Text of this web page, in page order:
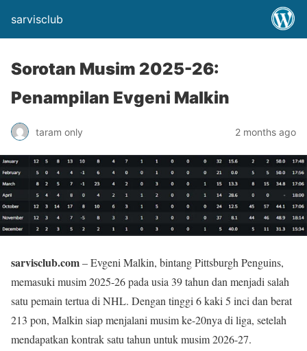
sarvisclub
Sorotan Musim 2025-26:
Penampilan Evgeni Malkin
taram only 2 months ago
sarvisclub.com– Evgeni Malkin, bintang Pittsburgh Penguins,
memasuki musim 2025-26 pada usia 39 tahun dan menjadi salah
satu pemain tertua di NHL. Dengan tinggi 6 kaki 5 inci dan berat
213 pon, Malkin siap menjalani musim ke-20nya di liga, setelah
mendapatkan kontrak satu tahun untuk musim 2026-27.